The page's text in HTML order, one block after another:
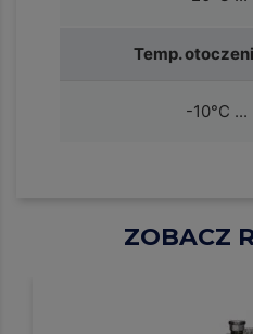
Temp.
-10°C ...
ZOBACZ